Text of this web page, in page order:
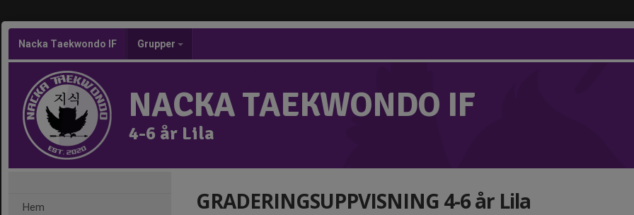
Nacka Taekwondo IF Grupper
NACKA TAEKWONDO IF
4-6 år Lila
Hem GRADERINGSUPPVISNING 4-6 år Lila